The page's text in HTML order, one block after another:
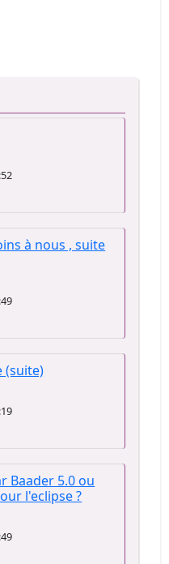
à nous , suite
(suite)
Baader 5.0 ou
l'eclipse ?